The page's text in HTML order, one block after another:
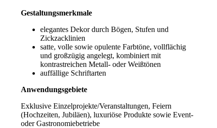
Gestaltungsmerkmale
elegantes Dekor durch Bögen, Stufen und
Zickzacklinien
satte, volle sowie opulente Farbtöne, vollflächig
und großzügig angelegt, kombiniert mit
kontrastreichen Metall- oder Weißtönen
auffällige Schriftarten
Anwendungsgebiete
Exklusive Einzelprojekte/Veranstaltungen, Feiern
(Hochzeiten, Jubiläen), luxuriöse Produkte sowie Event-
oder Gastronomiebetriebe